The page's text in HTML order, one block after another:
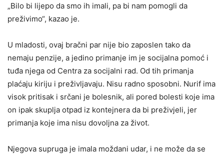
„Bilo bi lijepo da smo ih imali, pa bi nam pomogli da
preživimo“, kazao je.
U mladosti, ovaj bračni par nije bio zaposlen tako da
nemaju penzije, a jedino primanje im je socijalna pomoć i
tuđa njega od Centra za socijalni rad. Od tih primanja
plaćaju kiriju i preživljavaju. Nisu radno sposobni. Nurif ima
visok pritisak i srčani je bolesnik, ali pored bolesti koje ima
on ipak skuplja otpad iz kontejnera da bi preživjeli, jer
primanja koje ima nisu dovoljna za život.
Njegova supruga je imala moždani udar, i ne može da se